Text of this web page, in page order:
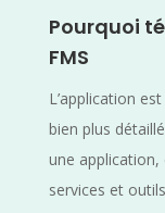
Pourquoi
FMS
L’application
bien plus
une
services et